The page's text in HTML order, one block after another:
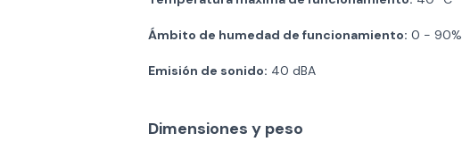
Ámbito de humedad de funcionamiento: 0 - 90%
Emisión de sonido: 40 dBA
Dimensiones y peso